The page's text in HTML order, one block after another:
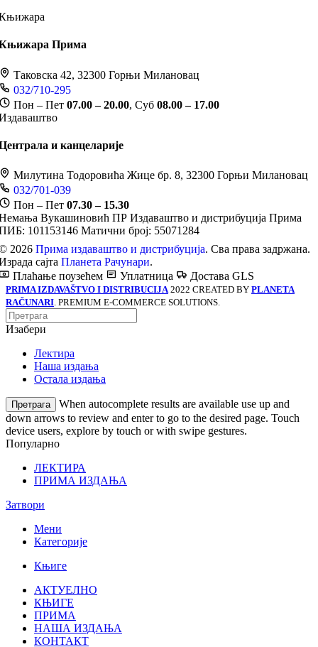
Прима
Таковска 42, 32300 Горњи Милановац
032/710-295
Пон – Пет 07.00 – 20.00, Суб 08.00 – 17.00
и канцеларије
Милутина Тодоровића Жице бр. 8, 32300 Горњи Милановац
032/701-039
Пон – Пет 07.30 – 15.30
Вукашиновић ПР Издаваштво и дистрибуција Прима
101153146 Матични број: 55071284
2026 Прима издаваштво и дистрибуција. Сва права задржана.
сајта Планета Рачунари.
Плаћање поузећем
Уплатница Достава GLS
PRIMA IZDAVAŠTVO I DISTRIBUCIJA 2022 CREATED BY PLANETA
RAČUNARI. PREMIUM E-COMMERCE SOLUTIONS.
Изабери
Лектира
Наша издања
Остала издања
Претрага
When autocomplete results are available use up and
down arrows to review and enter to go to the desired page. Touch
device users, explore by touch or with swipe gestures.
Популарно
ЛЕКТИРА
ПРИМА ИЗДАЊА
Затвори
Мени
Категорије
Књиге
АКТУЕЛНО
КЊИГЕ
ПРИМА
НАША ИЗДАЊА
КОНТАКТ